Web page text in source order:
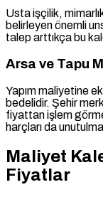
Usta işçilik,
belirleyen önemli
talep arttıkça bu
Arsa ve Tapu
Yapım maliyetine
bedelidir. Şehir
fiyattan işlem
harçları da
Maliyet
Fiyatlar